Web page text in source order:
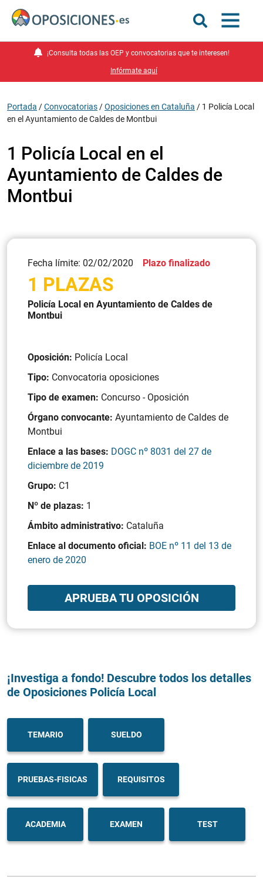
¡Consulta todas las OEP y convocatorias que te interesen!
Infórmate aquí
Portada /Convocatorias /Oposiciones en Cataluña / 1 Policía Local
en el Ayuntamiento de Caldes de Montbui
1 Policía Local en el
Ayuntamiento de Caldes de
Montbui
Fecha límite: 02/02/2020 Plazo finalizado
1 PLAZAS
Policía Local en Ayuntamiento de Caldes de
Montbui
Oposición: Policía Local
Tipo: Convocatoria oposiciones
Tipo de examen: Concurso - Oposición
Órgano convocante: Ayuntamiento de Caldes de
Montbui
Enlace a las bases: DOGC nº 8031 del 27 de
diciembre de 2019
Grupo: C1
Nº de plazas: 1
Ámbito administrativo: Cataluña
Enlace al documento oficial: BOE nº 11 del 13 de
enero de 2020
APRUEBA TU OPOSICIÓN
¡Investiga a fondo! Descubre todos los detalles
de Oposiciones Policía Local
TEMARIO SUELDO
PRUEBAS-FISICAS REQUISITOS
ACADEMIA EXAMEN TEST